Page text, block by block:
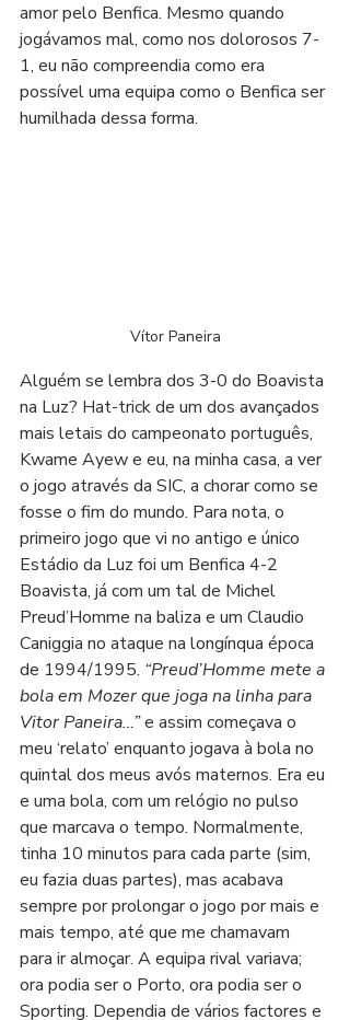
amor pelo Benfica. Mesmo quando
jogávamos mal, como nos dolorosos 7-
1, eu não compreendia como era
possível uma equipa como o Benfica ser
humilhada dessa forma.
Vítor Paneira
Alguém se lembra dos 3-0 do Boavista
na Luz? Hat-trick de um dos avançados
mais letais do campeonato português,
Kwame Ayew e eu, na minha casa, a ver
o jogo através da SIC, a chorar como se
fosse o fim do mundo. Para nota, o
primeiro jogo que vi no antigo e único
Estádio da Luz foi um Benfica 4-2
Boavista, já com um tal de Michel
Preud’Homme na baliza e um Claudio
Caniggia no ataque na longínqua época
de 1994/1995. “Preud’Homme mete a
bola em Mozer que joga na linha para
Vitor Paneira…” e assim começava o
meu ‘relato’ enquanto jogava à bola no
quintal dos meus avós maternos. Era eu
e uma bola, com um relógio no pulso
que marcava o tempo. Normalmente,
tinha 10 minutos para cada parte (sim,
eu fazia duas partes), mas acabava
sempre por prolongar o jogo por mais e
mais tempo, até que me chamavam
para ir almoçar. A equipa rival variava;
ora podia ser o Porto, ora podia ser o
Sporting. Dependia de vários factores e